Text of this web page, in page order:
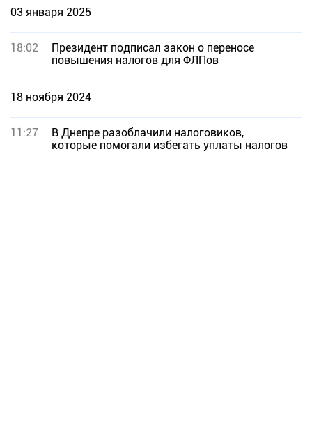
03 января 2025
18:02
Президент подписал закон о переносе
повышения налогов для ФЛПов
18 ноября 2024
11:27
В Днепре разоблачили налоговиков,
которые помогали избегать уплаты налогов